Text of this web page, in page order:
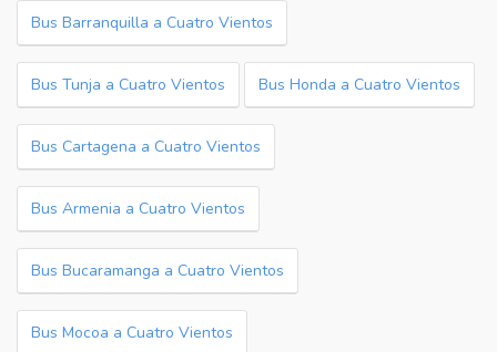
Bus Barranquilla a Cuatro Vientos
Bus Tunja a Cuatro Vientos Bus Honda a Cuatro Vientos
Bus Cartagena a Cuatro Vientos
Bus Armenia a Cuatro Vientos
Bus Bucaramanga a Cuatro Vientos
Bus Mocoa a Cuatro Vientos